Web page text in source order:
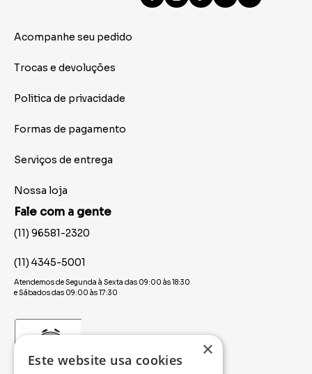
Acompanhe seu pedido
Trocas e devoluções
Politica de privacidade
Formas de pagamento
Serviços de entrega
Nossa loja
Fale com a gente
(11) 96581-2320
(11) 4345-5001
Atendemos de Segunda à Sexta das 09:00 às 18:30
e Sábados das 09:00 às 17:30
×
Este website usa cookies